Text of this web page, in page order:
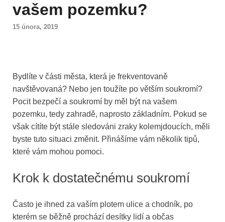
vašem pozemku?
15 února, 2019
Bydlíte v části města, která je frekventovaně
navštěvovaná? Nebo jen toužíte po větším soukromí?
Pocit bezpečí a soukromí by měl být na vašem
pozemku, tedy zahradě, naprosto základním. Pokud se
však cítíte být stále sledováni zraky kolemjdoucích, měli
byste tuto situaci změnit. Přinášíme vám několik tipů,
které vám mohou pomoci.
Krok k dostatečnému soukromí
Často je ihned za vaším plotem ulice a chodník, po
kterém se běžně prochází desítky lidí a občas